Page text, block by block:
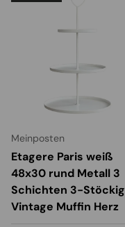
Meinposten
Etagere Paris weiß
48x30 rund Metall 3
Schichten 3-Stöckig
Vintage Muffin Herz